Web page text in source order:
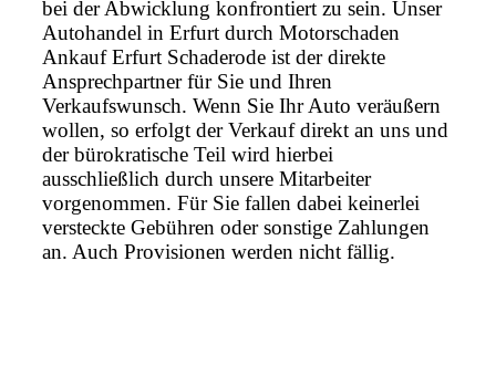
bei der Abwicklung konfrontiert zu sein. Unser
Autohandel in Erfurt durch Motorschaden
Ankauf Erfurt Schaderode ist der direkte
Ansprechpartner für Sie und Ihren
Verkaufswunsch. Wenn Sie Ihr Auto veräußern
wollen, so erfolgt der Verkauf direkt an uns und
der bürokratische Teil wird hierbei
ausschließlich durch unsere Mitarbeiter
vorgenommen. Für Sie fallen dabei keinerlei
versteckte Gebühren oder sonstige Zahlungen
an. Auch Provisionen werden nicht fällig.